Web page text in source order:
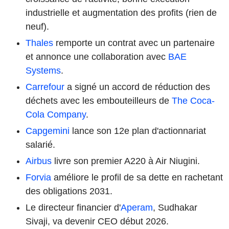
industrielle et augmentation des profits (rien de
neuf).
Thales remporte un contrat avec un partenaire
et annonce une collaboration avec BAE
Systems.
Carrefour a signé un accord de réduction des
déchets avec les embouteilleurs de The Coca-
Cola Company.
Capgemini lance son 12e plan d'actionnariat
salarié.
Airbus livre son premier A220 à Air Niugini.
Forvia améliore le profil de sa dette en rachetant
des obligations 2031.
Le directeur financier d'Aperam, Sudhakar
Sivaji, va devenir CEO début 2026.